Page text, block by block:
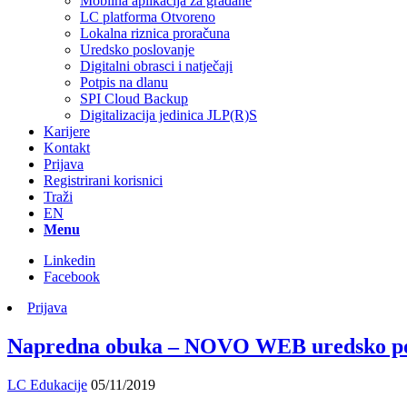
LC platforma Otvoreno
Lokalna riznica proračuna
Uredsko poslovanje
Digitalni obrasci i natječaji
Potpis na dlanu
SPI Cloud Backup
Digitalizacija jedinica JLP(R)S
Karijere
Kontakt
Prijava
Registrirani korisnici
Traži
EN
Menu
Linkedin
Facebook
Prijava
Napredna obuka – NOVO WEB uredsko
LC Edukacije 05/11/2019